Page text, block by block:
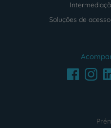
Soluções de
Facebook